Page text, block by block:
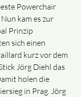
Powerchair
kam es zur
Prinzip
sich einen
kurz vor dem
Jörg Diehl das
holen die
in Prag. Jörg